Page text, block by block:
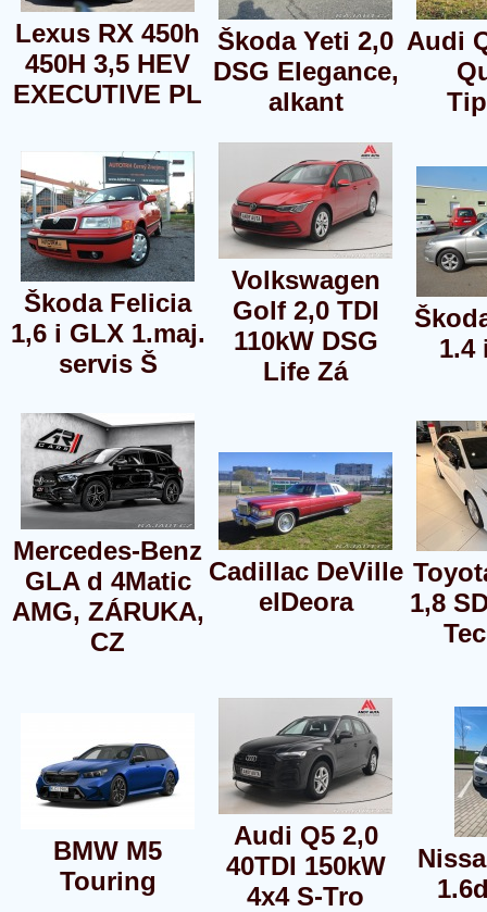
Lexus RX 450h
450H 3,5 HEV
EXECUTIVE PL
Škoda Yeti 2,0
DSG Elegance,
alkant
Audi
Škoda Felicia
1,6 i GLX 1.maj.
servis Š
Volkswagen
Golf 2,0 TDI
110kW DSG
Life Zá
1.4
Mercedes-Benz
GLA d 4Matic
AMG, ZÁRUKA,
CZ
Cadillac DeVille
elDeora
1,8
BMW M5
Touring
Audi Q5 2,0
40TDI 150kW
4x4 S-Tro